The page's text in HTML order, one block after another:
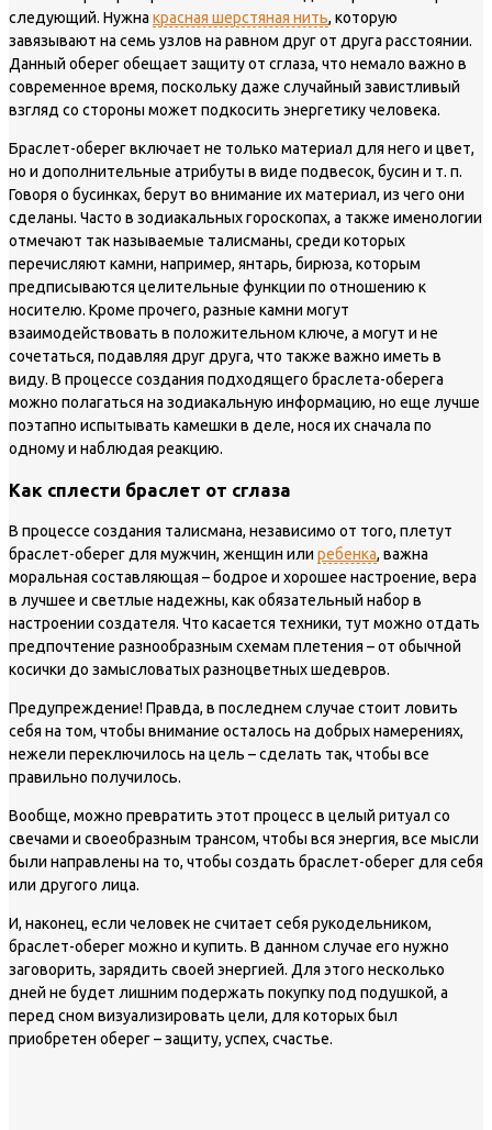
следующий. Нужна красная шерстяная нить, которую
завязывают на семь узлов на равном друг от друга расстоянии.
Данный оберег обещает защиту от сглаза, что немало важно в
современное время, поскольку даже случайный завистливый
взгляд со стороны может подкосить энергетику человека.
Браслет-оберег включает не только материал для него и цвет,
но и дополнительные атрибуты в виде подвесок, бусин и т. п.
Говоря о бусинках, берут во внимание их материал, из чего они
сделаны. Часто в зодиакальных гороскопах, а также именологии
отмечают так называемые талисманы, среди которых
перечисляют камни, например, янтарь, бирюза, которым
предписываются целительные функции по отношению к
носителю. Кроме прочего, разные камни могут
взаимодействовать в положительном ключе, а могут и не
сочетаться, подавляя друг друга, что также важно иметь в
виду. В процессе создания подходящего браслета-оберега
можно полагаться на зодиакальную информацию, но еще лучше
поэтапно испытывать камешки в деле, нося их сначала по
одному и наблюдая реакцию.
Как сплести браслет от сглаза
В процессе создания талисмана, независимо от того, плетут
браслет-оберег для мужчин, женщин или ребенка, важна
моральная составляющая – бодрое и хорошее настроение, вера
в лучшее и светлые надежны, как обязательный набор в
настроении создателя. Что касается техники, тут можно отдать
предпочтение разнообразным схемам плетения – от обычной
косички до замысловатых разноцветных шедевров.
Предупреждение!Правда, в последнем случае стоит ловить
себя на том, чтобы внимание осталось на добрых намерениях,
нежели переключилось на цель – сделать так, чтобы все
правильно получилось.
Вообще, можно превратить этот процесс в целый ритуал со
свечами и своеобразным трансом, чтобы вся энергия, все мысли
были направлены на то, чтобы создать браслет-оберег для себя
или другого лица.
И, наконец, если человек не считает себя рукодельником,
браслет-оберег можно и купить. В данном случае его нужно
заговорить, зарядить своей энергией. Для этого несколько
дней не будет лишним подержать покупку под подушкой, а
перед сном визуализировать цели, для которых был
приобретен оберег – защиту, успех, счастье.